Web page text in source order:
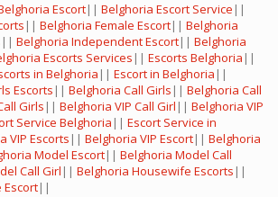
Escort|| Belghoria Escort Service ||
|| Belghoria Female Escort|| Belghoria
|| Belghoria Independent Escort|| Belghoria
Escorts Services || Escorts Belghoria ||
in Belghoria || Escort in Belghoria ||
Escorts || Belghoria Call Girls || Belghoria Call
Girls || Belghoria VIP Call Girl || Belghoria VIP
Service Belghoria || Escort Service in
VIP Escorts || Belghoria VIP Escort|| Belghoria
Model Escort|| Belghoria Model Call
Call Girl || Belghoria Housewife Escorts ||
||